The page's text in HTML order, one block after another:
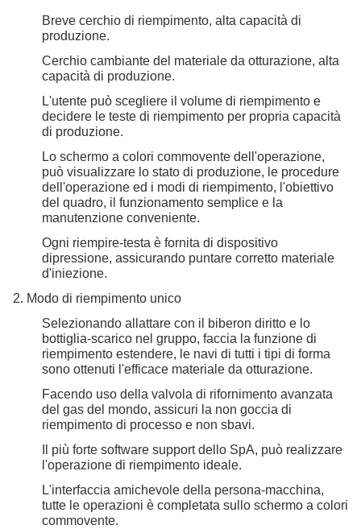
Breve cerchio di riempimento, alta capacità di
produzione.
Cerchio cambiante del materiale da otturazione, alta
capacità di produzione.
L'utente può scegliere il volume di riempimento e
decidere le teste di riempimento per propria capacità
di produzione.
Lo schermo a colori commovente dell'operazione,
può visualizzare lo stato di produzione, le procedure
dell'operazione ed i modi di riempimento, l'obiettivo
del quadro, il funzionamento semplice e la
manutenzione conveniente.
Ogni riempire-testa è fornita di dispositivo
dipressione, assicurando puntare corretto materiale
d'iniezione.
2. Modo di riempimento unico
Selezionando allattare con il biberon diritto e lo
bottiglia-scarico nel gruppo, faccia la funzione di
riempimento estendere, le navi di tutti i tipi di forma
sono ottenuti l'efficace materiale da otturazione.
Facendo uso della valvola di rifornimento avanzata
del gas del mondo, assicuri la non goccia di
riempimento di processo e non sbavi.
Il più forte software support dello SpA, può realizzare
l'operazione di riempimento ideale.
L'interfaccia amichevole della persona-macchina,
tutte le operazioni è completata sullo schermo a colori
commovente.